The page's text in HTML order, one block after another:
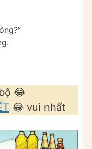
😂
😂 vui nhất